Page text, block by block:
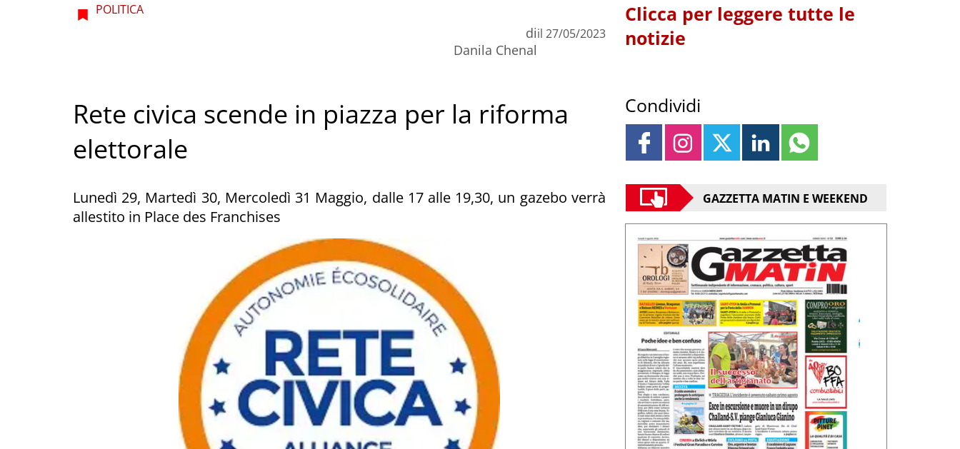
POLITICA
di
Danila Chenal
il 27/05/2023
Rete civica scende in piazza per la riforma
elettorale
Lunedì 29, Martedì 30, Mercoledì 31 Maggio, dalle 17 alle 19,30, un gazebo verrà
allestito in Place des Franchises
Clicca per leggere tutte le
notizie
Condividi
GAZZETTA MATIN E WEEKEND